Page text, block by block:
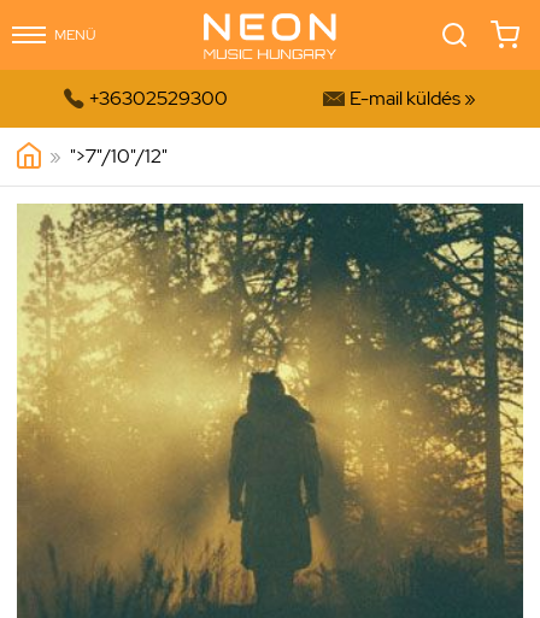
MENÜ
 +36302529300  E-mail küldés »
» ">7"/10"/12"